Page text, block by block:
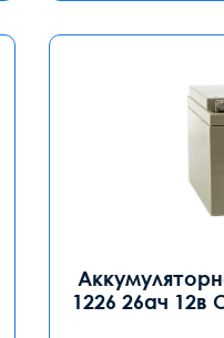
1226 26ач 12в